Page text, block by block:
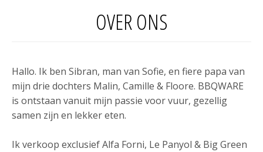
OVER ONS
Hallo. Ik ben Sibran, man van Sofie, en fiere papa van
mijn drie dochters Malin, Camille & Floore. BBQWARE
is ontstaan vanuit mijn passie voor vuur, gezellig
samen zijn en lekker eten.
Ik verkoop exclusief Alfa Forni, Le Panyol & Big Green